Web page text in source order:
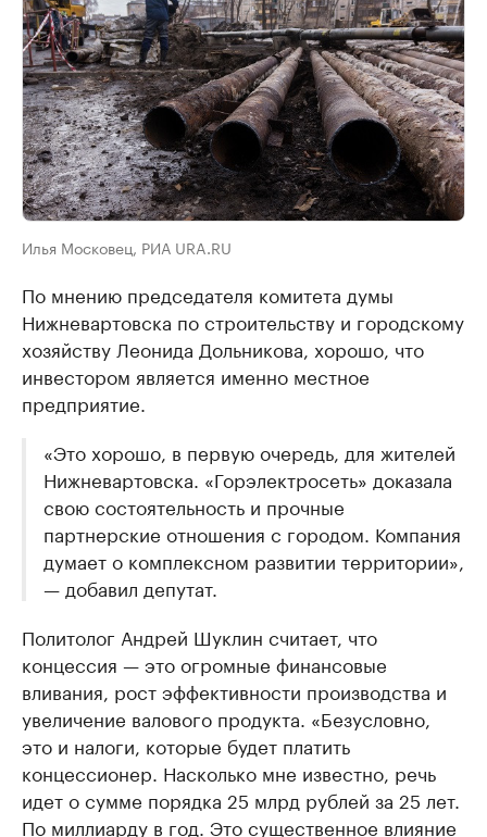
Илья Московец, РИА URA.RU
По мнению председателя комитета думы
Нижневартовска по строительству и городскому
хозяйству Леонида Дольникова, хорошо, что
инвестором является именно местное
предприятие.
«Это хорошо, в первую очередь, для жителей
Нижневартовска. «Горэлектросеть» доказала
свою состоятельность и прочные
партнерские отношения с городом. Компания
думает о комплексном развитии территории»,
— добавил депутат.
Политолог Андрей Шуклин считает, что
концессия — это огромные финансовые
вливания, рост эффективности производства и
увеличение валового продукта. «Безусловно,
это и налоги, которые будет платить
концессионер. Насколько мне известно, речь
идет о сумме порядка 25 млрд рублей за 25 лет.
По миллиарду в год. Это существенное влияние